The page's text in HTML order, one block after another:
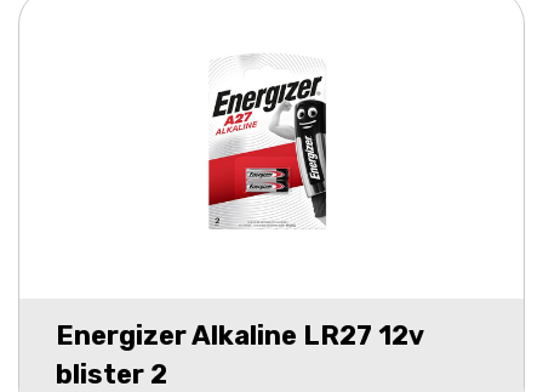
Energizer Alkaline LR27 12v
blister 2